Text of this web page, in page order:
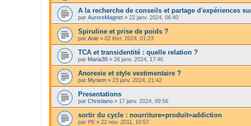
A la recherche de conseils et partage d'expériences
par AuroreMagnet » 22 janv. 2024, 06:40
Spiruline et prise de poids ?
par Anie » 02 févr. 2024, 01:23
TCA et transidentité : quelle relation ?
par Maria38 » 26 janv. 2024, 17:46
Anorexie et style vestimentaire ?
par Myriem » 23 janv. 2024, 21:42
Presentations
par Christiano » 17 janv. 2024, 09:56
sortir du cycle : nourriture=produit=addiction
par PE » 22 nov. 2011, 10:57